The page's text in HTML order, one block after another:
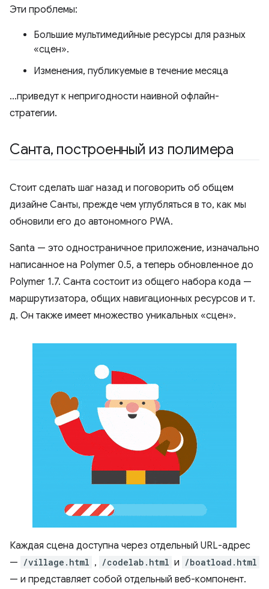
Эти проблемы:
Большие мультимедийные ресурсы для разных
«сцен».
Изменения, публикуемые в течение месяца
…приведут к непригодности наивной офлайн-
стратегии.
Санта, построенный из полимера
Стоит сделать шаг назад и поговорить об общем
дизайне Санты, прежде чем углубляться в то, как мы
обновили его до автономного PWA.
Santa — это одностраничное приложение, изначально
написанное на Polymer 0.5, а теперь обновленное до
Polymer 1.7. Санта состоит из общего набора кода —
маршрутизатора, общих навигационных ресурсов и т.
д. Он также имеет множество уникальных «сцен».
Каждая сцена доступна через отдельный URL-адрес
— /village.html , /codelab.html и /boatload.html
— и представляет собой отдельный веб-компонент.